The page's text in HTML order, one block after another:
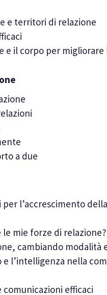
e territori di relazione
e il corpo per
a due
l’accrescimento della
le mie forze di relazione?
cambiando modalità
l’intelligenza nella
efficaci